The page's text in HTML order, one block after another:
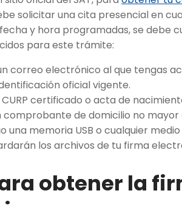
solicitar una cita presencial en
y hora programadas, se debe
para este trámite:
correo electrónico al que tengas
oficial vigente.
certificado o acta de
comprobante de domicilio no mayor
una memoria USB o cualquier
los archivos de tu firma
obtener la